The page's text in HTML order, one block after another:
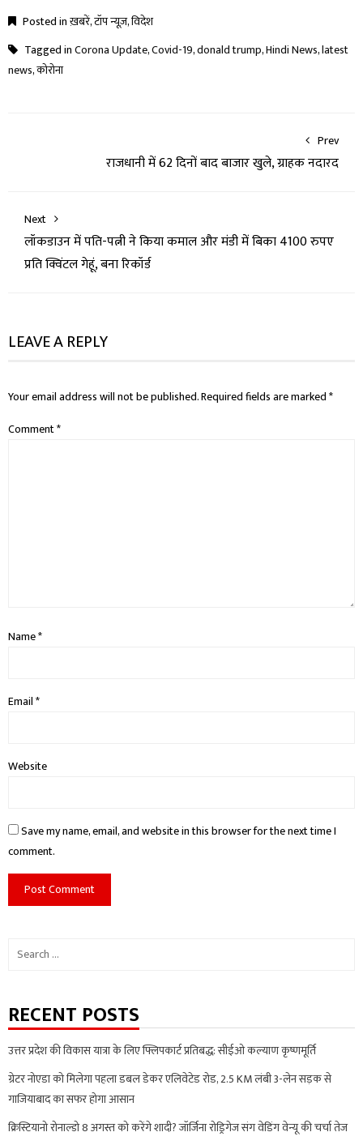
Posted inख़बरें,टॉप न्यूज़,विदेश
Tagged inCorona Update,Covid-19,donald trump,Hindi News,latest
news,कोरोना
Prev
राजधानी में 62 दिनों बाद बाजार खुले, ग्राहक नदारद
Next
लॉकडाउन में पति-पत्नी ने किया कमाल और मंडी में बिका 4100 रुपए
प्रति क्विंटल गेहूं, बना रिकॉर्ड
LEAVE A REPLY
Your email address will not be published.Required fields are marked*
Comment*
Name*
Email*
Website
Save my name, email, and website in this browser for the next time I
comment.
Search
RECENT POSTS
उत्तर प्रदेश की विकास यात्रा के लिए फ्लिपकार्ट प्रतिबद्ध: सीईओ कल्याण कृष्णमूर्ति
ग्रेटर नोएडा को मिलेगा पहला डबल डेकर एलिवेटेड रोड, 2.5 KM लंबी 3-लेन सड़क से
गाजियाबाद का सफर होगा आसान
क्रिस्टियानो रोनाल्डो 8 अगस्त को करेंगे शादी? जॉर्जिना रोड्रिगेज संग वेडिंग वेन्यू की चर्चा तेज